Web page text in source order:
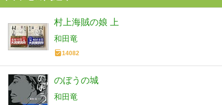
村上海賊の娘 上
和田竜
14082
のぼうの城
和田竜